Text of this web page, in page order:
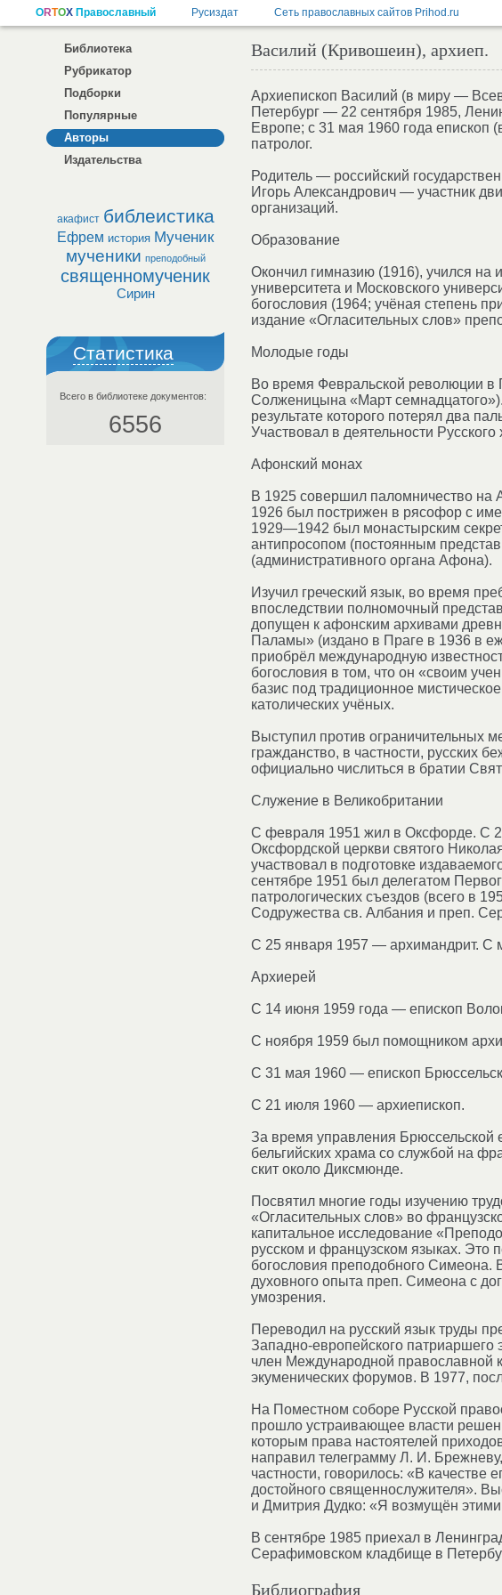
Библиотека
Рубрикатор
Подборки
Популярные
Авторы
Издательства
акафист библеистика
Ефрем история Мученик
мученики преподобный
священномученик
Сирин
Статистика
Всего в библиотеке документов:
6556
Василий (Кривошеин), архиеп.
Архиепископ Василий (в миру —
Петербург — 22 сентября 1985,
Европе; c 31 мая 1960 года епископ
патролог.
Родитель — российский
Игорь Александрович — участник
организаций.
Образование
Окончил гимназию (1916), учился на
университета и Московского
богословия (1964; учёная степень
издание «Огласительных слов»
Молодые годы
Во время Февральской революции в
Солженицына «Март
результате которого потерял два
Участвовал в деятельности
Афонский монах
В 1925 совершил паломничество на
1926 был пострижен в рясофор с
1929—1942 был монастырским
антипросопом (постоянным
(административного органа Афона).
Изучил греческий язык, во время
впоследствии полномочный
допущен к афонским архивами
Паламы» (издано в Праге в 1936 в
приобрёл международную
богословия в том, что он «своим
базис под традиционное
католических учёных.
Выступил против ограничительных
гражданство, в частности, русских
официально числиться в братии
Служение в Великобритании
С февраля 1951 жил в Оксфорде. С
Оксфордской церкви святого
участвовал в подготовке
сентябре 1951 был делегатом
патрологических съездов (всего в
Содружества св. Албания и преп.
С 25 января 1957 — архимандрит. С
Архиерей
С 14 июня 1959 года — епископ
С ноября 1959 был помощником
С 31 мая 1960 — епископ
С 21 июля 1960 — архиепископ.
За время управления Брюссельской
бельгийских храма со службой на
скит около Диксмюнде.
Посвятил многие годы изучению
«Огласительных слов» во
капитальное исследование
русском и французском языках. Это
богословия преподобного Симеона.
духовного опыта преп. Симеона с
умозрения.
Переводил на русский язык труды
Западно-европейского патриаршего
член Международной православной
экуменических форумов. В 1977,
На Поместном соборе Русской
прошло устраивающее власти
которым права настоятелей
направил телеграмму Л. И.
частности, говорилось: «В
достойного священнослужителя».
и Дмитрия Дудко: «Я возмущён
В сентябре 1985 приехал в
Серафимовском кладбище в
Библиография